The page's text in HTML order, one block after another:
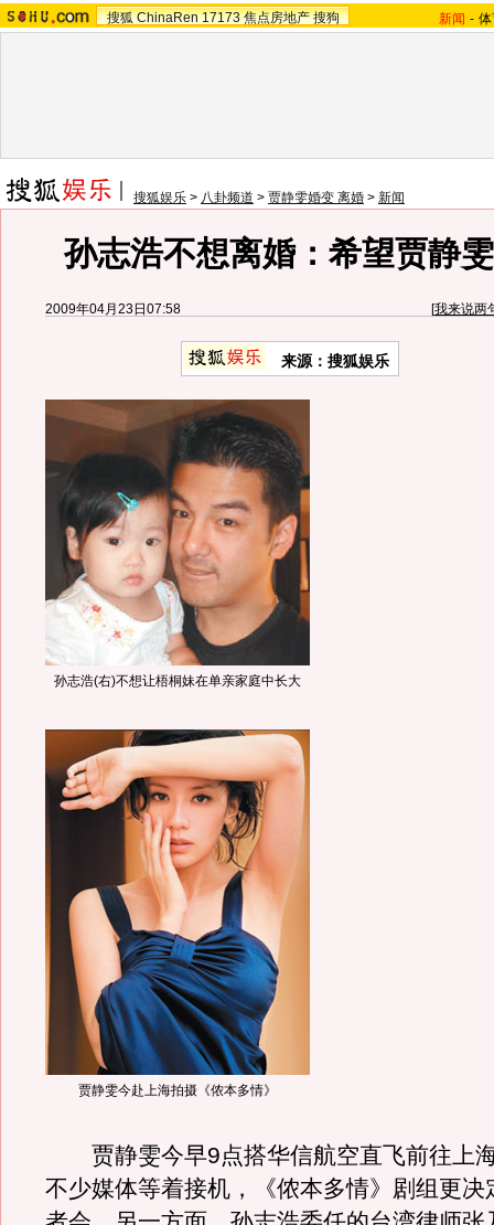
搜狐 ChinaRen 17173 焦点房地产 搜狗 新闻 -
搜狐娱乐 > 八卦频道 > 贾静雯婚变 离婚 > 新闻
孙志浩不想离婚：希望贾静
2009年04月23日07:58 [我来说两
来源： 搜狐娱乐
孙志浩(右)不想让梧桐妹在单亲家庭中长大
贾静雯今赴上海拍摄《侬本多情》
贾静雯今早9点搭华信航空直飞前往上
不少媒体等着接机，《侬本多情》剧组更决